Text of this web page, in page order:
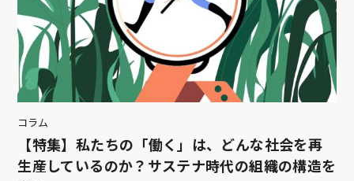
コラム
【特集】私たちの「働く」は、どんな社会を再
生産しているのか？サステナ時代の組織の構造を